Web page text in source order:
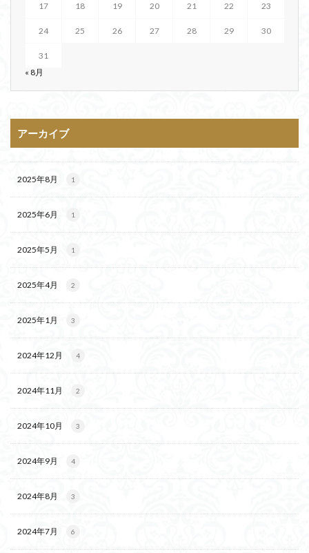
17 18 19 20 21 22 23
24 25 26 27 28 29 30
31
« 8月
アーカイブ
2025年8月 1
2025年6月 1
2025年5月 1
2025年4月 2
2025年1月 3
2024年12月 4
2024年11月 2
2024年10月 3
2024年9月 4
2024年8月 3
2024年7月 6